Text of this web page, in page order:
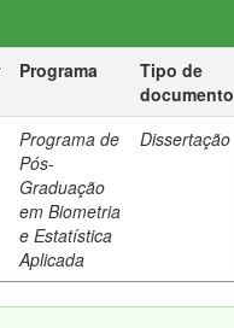
Programa
Tipo de
documento
Programa de
Pós-
Graduação
em Biometria
e Estatística
Aplicada
Dissertação